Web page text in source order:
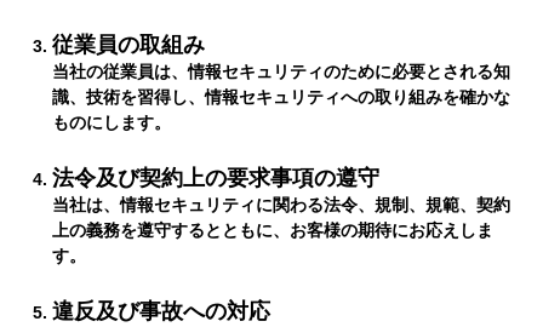
従業員の取組み
当社の従業員は、情報セキュリティのために必要とされる知
識、技術を習得し、情報セキュリティへの取り組みを確かな
ものにします。
法令及び契約上の要求事項の遵守
当社は、情報セキュリティに関わる法令、規制、規範、契約
上の義務を遵守するとともに、お客様の期待にお応えしま
す。
違反及び事故への対応